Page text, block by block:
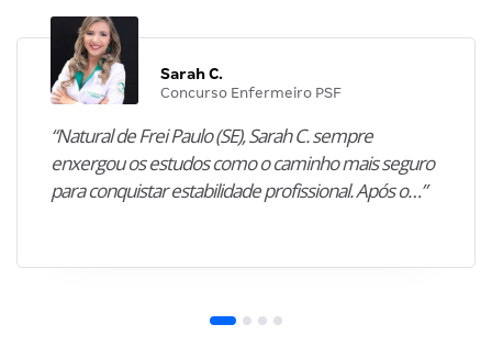
Sarah C.
Concurso Enfermeiro PSF
“Natural de Frei Paulo (SE), Sarah C. sempre
enxergou os estudos como o caminho mais seguro
para conquistar estabilidade profissional. Após o…”